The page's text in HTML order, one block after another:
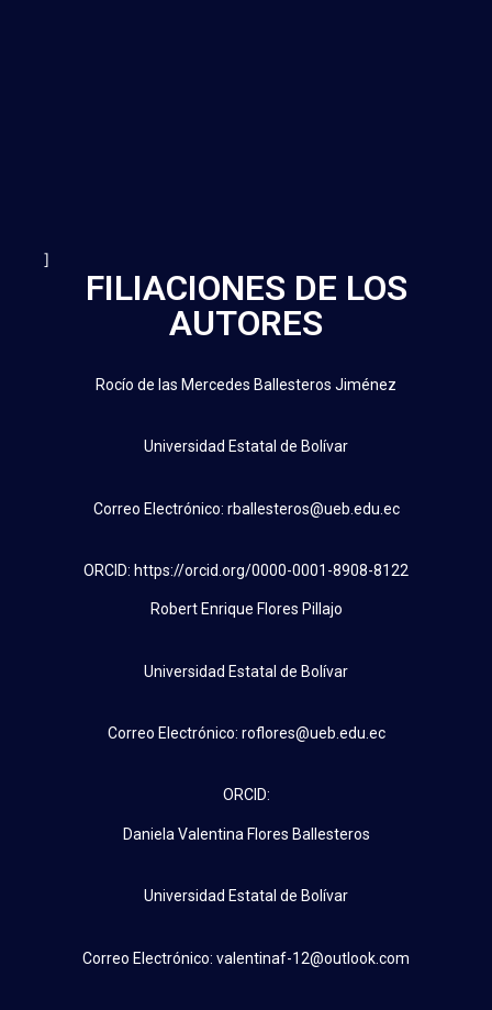
]
FILIACIONES DE LOS
AUTORES
Rocío de las Mercedes Ballesteros Jiménez
Universidad Estatal de Bolívar
Correo Electrónico: rballesteros@ueb.edu.ec
ORCID: https://orcid.org/0000-0001-8908-8122
Robert Enrique Flores Pillajo
Universidad Estatal de Bolívar
Correo Electrónico: roflores@ueb.edu.ec
ORCID:
Daniela Valentina Flores Ballesteros
Universidad Estatal de Bolívar
Correo Electrónico: valentinaf-12@outlook.com